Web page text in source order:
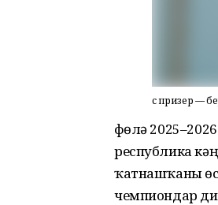
Өс призер —
Өфөлә
республика
ҡатнашҡаны
чемпиондар